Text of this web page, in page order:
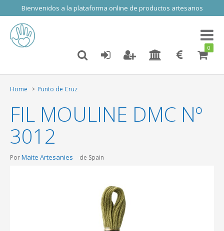
Bienvenidos a la plataforma online de productos artesanos
Toggle
0
Home Punto de Cruz
FIL MOULINE DMC Nº
3012
PorMaite Artesanies de Spain